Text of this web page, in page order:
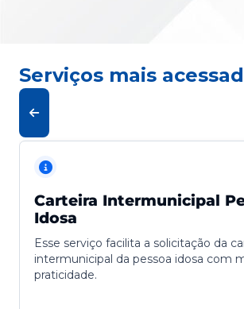
Serviços mais
Carteira Intermunicipal
Idosa
Esse serviço facilita a solicitação da
intermunicipal da pessoa idosa com
praticidade.